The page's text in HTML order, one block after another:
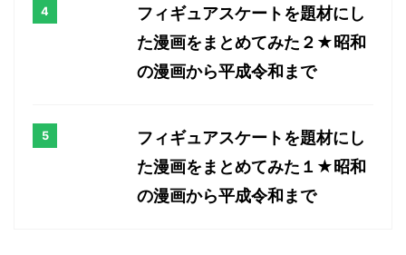
フィギュアスケートを題材にし
た漫画をまとめてみた２★昭和
の漫画から平成令和まで
フィギュアスケートを題材にし
た漫画をまとめてみた１★昭和
の漫画から平成令和まで